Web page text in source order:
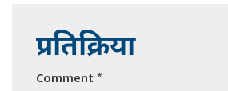
प्रतिक्रिया
Comment*